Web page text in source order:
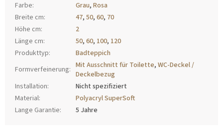
Farbe: Grau, Rosa
Breite cm: 47, 50, 60, 70
Höhe cm:
2
Länge cm: 50, 60, 100, 120
Produkttyp:
Badteppich
Formverfeinerung: Mit Ausschnitt für Toilette, WC-Deckel /
Deckelbezug
Installation:
Nicht spezifiziert
Material:
Polyacryl SuperSoft
Lange Garantie:
5 Jahre